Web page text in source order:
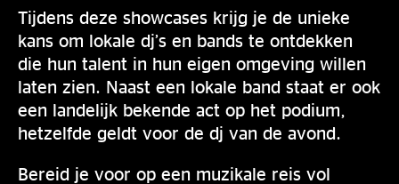
Tijdens deze showcases krijg je de unieke
kans om lokale dj’s en bands te ontdekken
die hun talent in hun eigen omgeving willen
laten zien. Naast een lokale band staat er ook
een landelijk bekende act op het podium,
hetzelfde geldt voor de dj van de avond.
Bereid je voor op een muzikale reis vol